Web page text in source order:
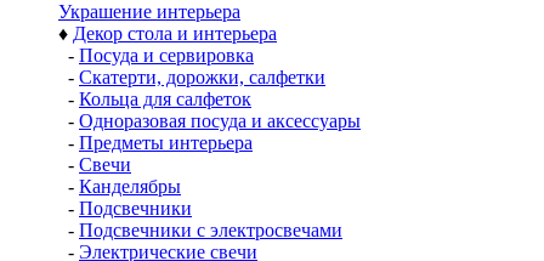
Украшение интерьера
♦ Декор стола и интерьера
- Посуда и сервировка
- Скатерти, дорожки, салфетки
- Кольца для салфеток
- Одноразовая посуда и аксессуары
- Предметы интерьера
- Свечи
- Канделябры
- Подсвечники
- Подсвечники с электросвечами
- Электрические свечи